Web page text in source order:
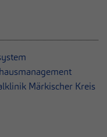
Märkischer Kreis